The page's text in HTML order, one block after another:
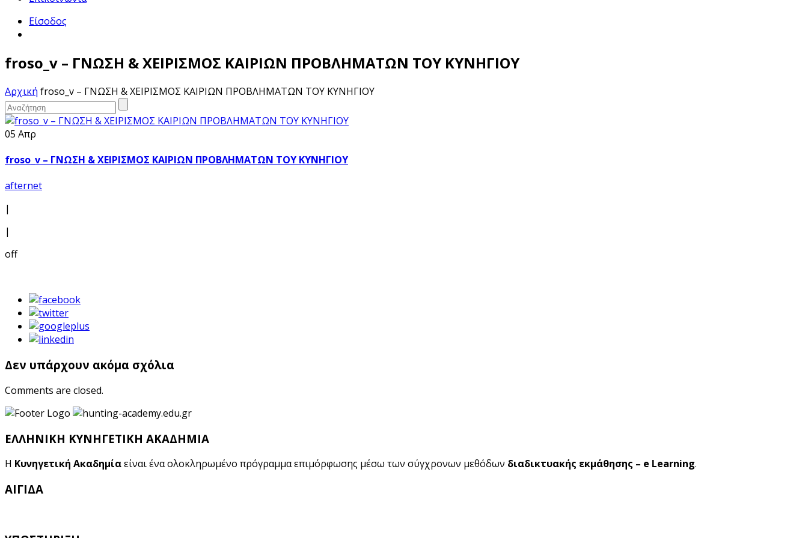
Είσοδος
froso_v – ΓΝΩΣΗ & ΧΕΙΡΙΣΜΟΣ ΚΑΙΡΙΩΝ ΠΡΟΒΛΗΜΑΤΩΝ ΤΟΥ ΚΥΝΗΓΙΟΥ
Αρχική froso_v – ΓΝΩΣΗ & ΧΕΙΡΙΣΜΟΣ ΚΑΙΡΙΩΝ ΠΡΟΒΛΗΜΑΤΩΝ ΤΟΥ ΚΥΝΗΓΙΟΥ
05 Απρ
froso_v – ΓΝΩΣΗ & ΧΕΙΡΙΣΜΟΣ ΚΑΙΡΙΩΝ ΠΡΟΒΛΗΜΑΤΩΝ ΤΟΥ ΚΥΝΗΓΙΟΥ
afternet
|
|
off
Δεν υπάρχουν ακόμα σχόλια
Comments are closed.
ΕΛΛΗΝΙΚΗ ΚΥΝΗΓΕΤΙΚΗ ΑΚΑΔΗΜΙΑ
Η Κυνηγετική Ακαδημίαείναι ένα ολοκληρωμένο πρόγραμμα επιμόρφωσης μέσω των σύγχρονων μεθόδων διαδικτυακής εκμάθησης – e Learning.
ΑΙΓΙΔΑ